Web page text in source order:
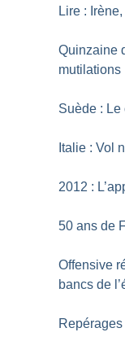
Lire : Irène,
Quinzaine
mutilations
Suède :
Italie : Vol
2012 :
50 ans de
Offensive
bancs de
Repérages